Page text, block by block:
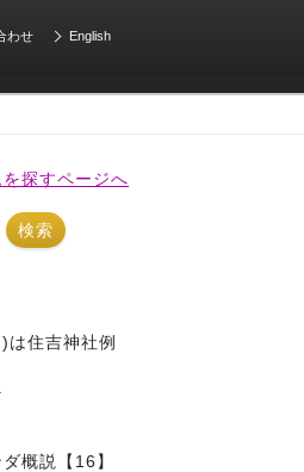
わせ English
を探すページへ
住吉神社例
概説【16】